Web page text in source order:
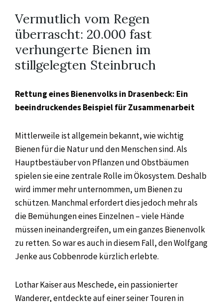
Vermutlich vom Regen
überrascht: 20.000 fast
verhungerte Bienen im
stillgelegten Steinbruch
Rettung eines Bienenvolks in Drasenbeck: Ein
beeindruckendes Beispiel für Zusammenarbeit
Mittlerweile ist allgemein bekannt, wie wichtig
Bienen für die Natur und den Menschen sind. Als
Hauptbestäuber von Pflanzen und Obstbäumen
spielen sie eine zentrale Rolle im Ökosystem. Deshalb
wird immer mehr unternommen, um Bienen zu
schützen. Manchmal erfordert dies jedoch mehr als
die Bemühungen eines Einzelnen – viele Hände
müssen ineinandergreifen, um ein ganzes Bienenvolk
zu retten. So war es auch in diesem Fall, den Wolfgang
Jenke aus Cobbenrode kürzlich erlebte.
Lothar Kaiser aus Meschede, ein passionierter
Wanderer, entdeckte auf einer seiner Touren in